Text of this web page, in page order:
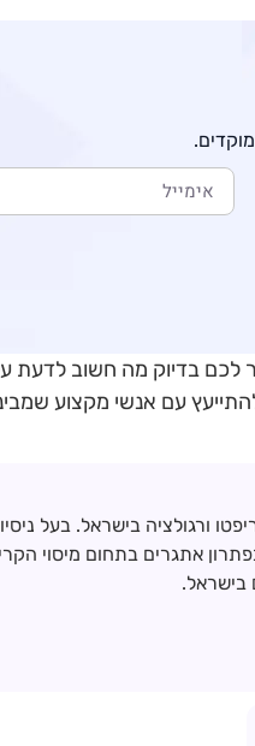
בדיוק מה חשוב לדעת על
עם אנשי מקצוע
ורגולציה בישראל. בעל
אתגרים בתחום מיסוי
בישראל.